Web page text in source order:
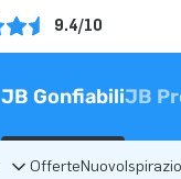
9.4/10
JB GonfiabiliJB
OfferteNuovo